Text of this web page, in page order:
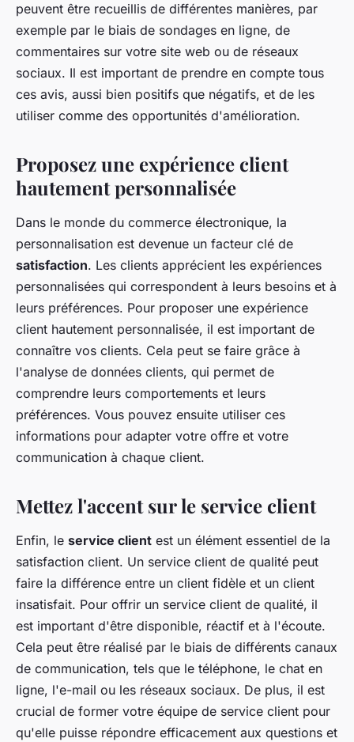
peuvent être recueillis de différentes manières, par
exemple par le biais de sondages en ligne, de
commentaires sur votre site web ou de réseaux
sociaux. Il est important de prendre en compte tous
ces avis, aussi bien positifs que négatifs, et de les
utiliser comme des opportunités d'amélioration.
Proposez une expérience client
hautement personnalisée
Dans le monde du commerce électronique, la
personnalisation est devenue un facteur clé de
satisfaction. Les clients apprécient les expériences
personnalisées qui correspondent à leurs besoins et à
leurs préférences. Pour proposer une expérience
client hautement personnalisée, il est important de
connaître vos clients. Cela peut se faire grâce à
l'analyse de données clients, qui permet de
comprendre leurs comportements et leurs
préférences. Vous pouvez ensuite utiliser ces
informations pour adapter votre offre et votre
communication à chaque client.
Mettez l'accent sur le service client
Enfin, le service client est un élément essentiel de la
satisfaction client. Un service client de qualité peut
faire la différence entre un client fidèle et un client
insatisfait. Pour offrir un service client de qualité, il
est important d'être disponible, réactif et à l'écoute.
Cela peut être réalisé par le biais de différents canaux
de communication, tels que le téléphone, le chat en
ligne, l'e-mail ou les réseaux sociaux. De plus, il est
crucial de former votre équipe de service client pour
qu'elle puisse répondre efficacement aux questions et